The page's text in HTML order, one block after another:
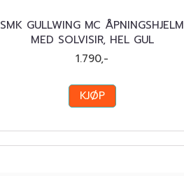
SMK GULLWING MC ÅPNINGSHJELM
MED SOLVISIR, HEL GUL
1.790,-
KJØP